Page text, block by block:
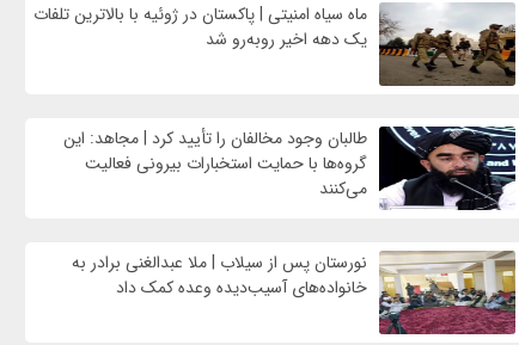
ماه سیاه امنیتی | پاکستان در ژوئیه با بالاترین تلفات
یک دهه اخیر روبه‌رو شد
طالبان وجود مخالفان را تأیید کرد | مجاهد: این
گروه‌ها با حمایت استخبارات بیرونی فعالیت
می‌کنند
نورستان پس از سیلاب | ملا عبدالغنی برادر به
خانواده‌های آسیب‌دیده وعده کمک داد